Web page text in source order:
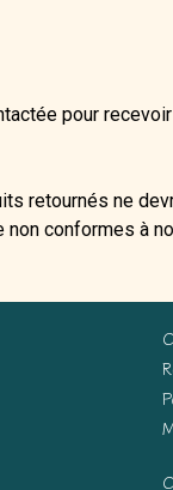
pour
retournés ne
conformes à